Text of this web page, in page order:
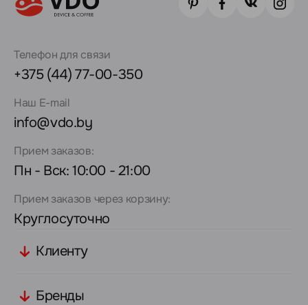
Телефон для связи
+375 (44) 77-00-350
Наш E-mail
info@vdo.by
Прием заказов:
Пн - Вск: 10:00 - 21:00
Прием заказов через корзину:
Круглосуточно
Клиенту
Бренды